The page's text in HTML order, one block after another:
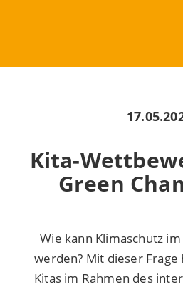
Kita-
Green
Wie kann Klimaschutz
werden? Mit dieser Frage
Kitas im Rahmen des